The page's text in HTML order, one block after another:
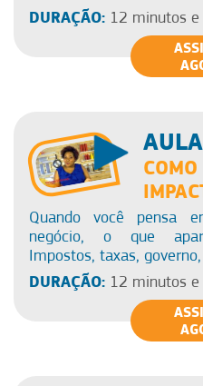
DURAÇÃO:12 minutos e
Quando você pensa
negócio, o que
Impostos, taxas,
DURAÇÃO:12 minutos e